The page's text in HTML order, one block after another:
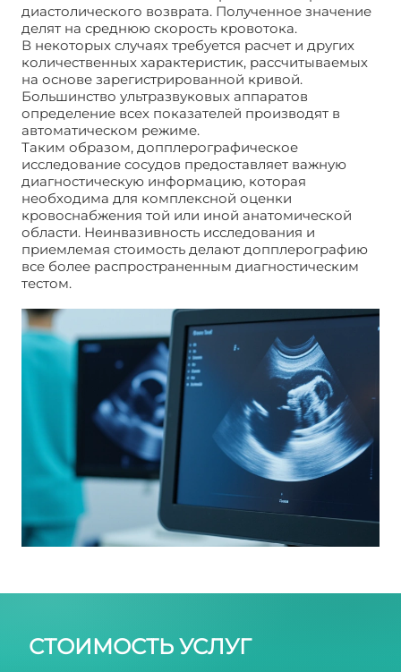
диастолического возврата. Полученное значение
делят на среднюю скорость кровотока.
В некоторых случаях требуется расчет и других
количественных характеристик, рассчитываемых
на основе зарегистрированной кривой.
Большинство ультразвуковых аппаратов
определение всех показателей производят в
автоматическом режиме.
Таким образом, допплерографическое
исследование сосудов предоставляет важную
диагностическую информацию, которая
необходима для комплексной оценки
кровоснабжения той или иной анатомической
области. Неинвазивность исследования и
приемлемая стоимость делают допплерографию
все более распространенным диагностическим
тестом.
СТОИМОСТЬ УСЛУГ